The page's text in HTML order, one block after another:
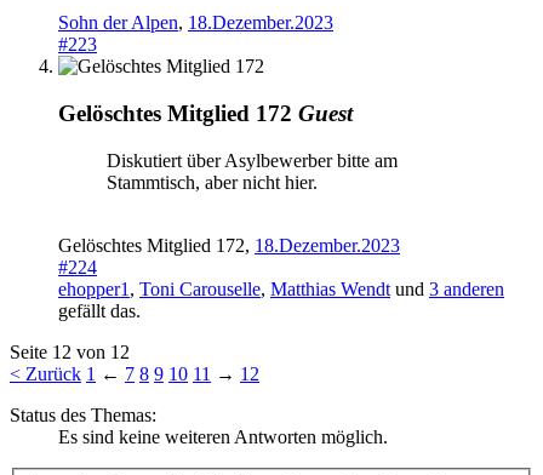
Sohn der Alpen, 18.Dezember.2023
#223
Gelöschtes Mitglied 172 Guest
Diskutiert über Asylbewerber bitte am
Stammtisch, aber nicht hier.
Gelöschtes Mitglied 172, 18.Dezember.2023
#224
ehopper1 , Toni Carouselle, Matthias Wendt und 3 anderen
gefällt das.
Seite 12 von 12
< Zurück 1 ← 7 8 9 10 11 → 12
Status des Themas:
Es sind keine weiteren Antworten möglich.